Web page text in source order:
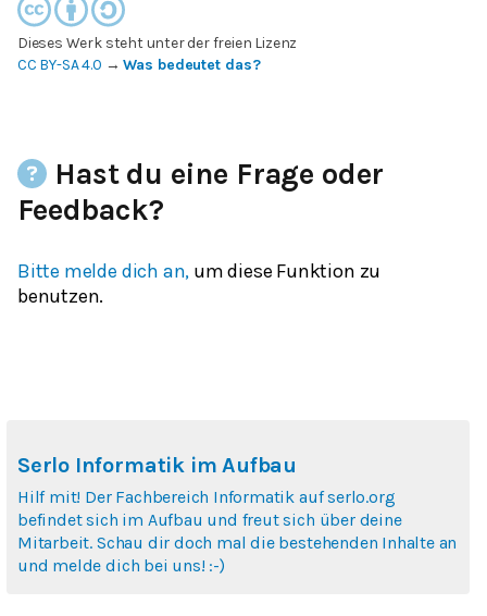
Dieses Werk steht unter der freien Lizenz
CC BY-SA 4.0 →Was bedeutet das?
Hast du eine Frage oder
Feedback?
Bitte melde dich an, um diese Funktion zu
benutzen.
Serlo Informatik im Aufbau
Hilf mit! Der Fachbereich Informatik auf serlo.org
befindet sich im Aufbau und freut sich über deine
Mitarbeit. Schau dir doch mal die bestehenden Inhalte an
und melde dich bei uns! :-)